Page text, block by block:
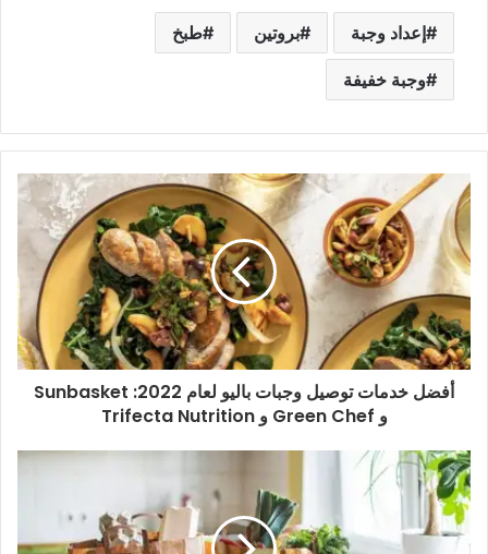
إعداد وجبة بروتين طبخ
وجبة خفيفة
أفضل خدمات توصيل وجبات باليو لعام 2022: Sunbasket
و Green Chef و Trifecta Nutrition